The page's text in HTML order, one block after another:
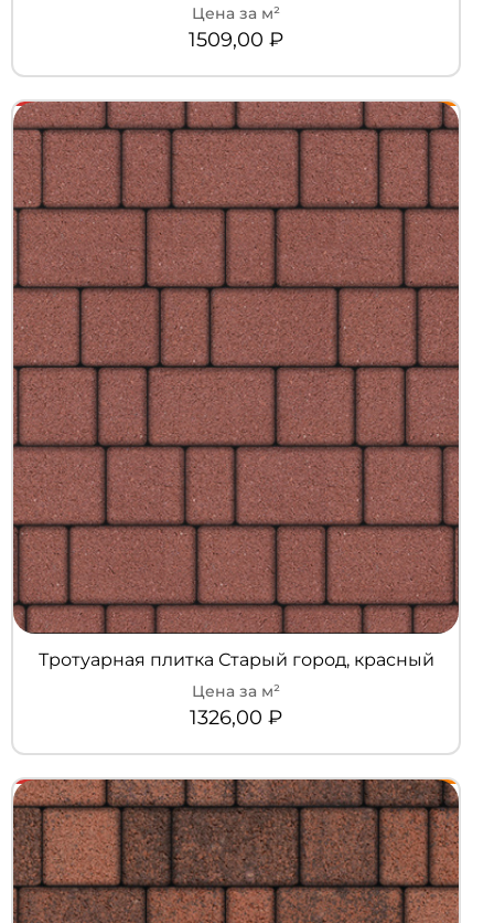
1509,00 ₽
Тротуарная плитка Старый город, красный
1326,00 ₽